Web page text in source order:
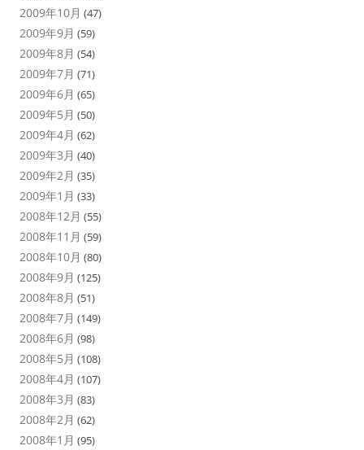
2009年10月 (47)
2009年9月 (59)
2009年8月 (54)
2009年7月 (71)
2009年6月 (65)
2009年5月 (50)
2009年4月 (62)
2009年3月 (40)
2009年2月 (35)
2009年1月 (33)
2008年12月 (55)
2008年11月 (59)
2008年10月 (80)
2008年9月 (125)
2008年8月 (51)
2008年7月 (149)
2008年6月 (98)
2008年5月 (108)
2008年4月 (107)
2008年3月 (83)
2008年2月 (62)
2008年1月 (95)